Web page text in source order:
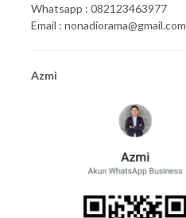
Whatsapp : 082123463977
Email : nonadiorama@gmail.com
Azmi